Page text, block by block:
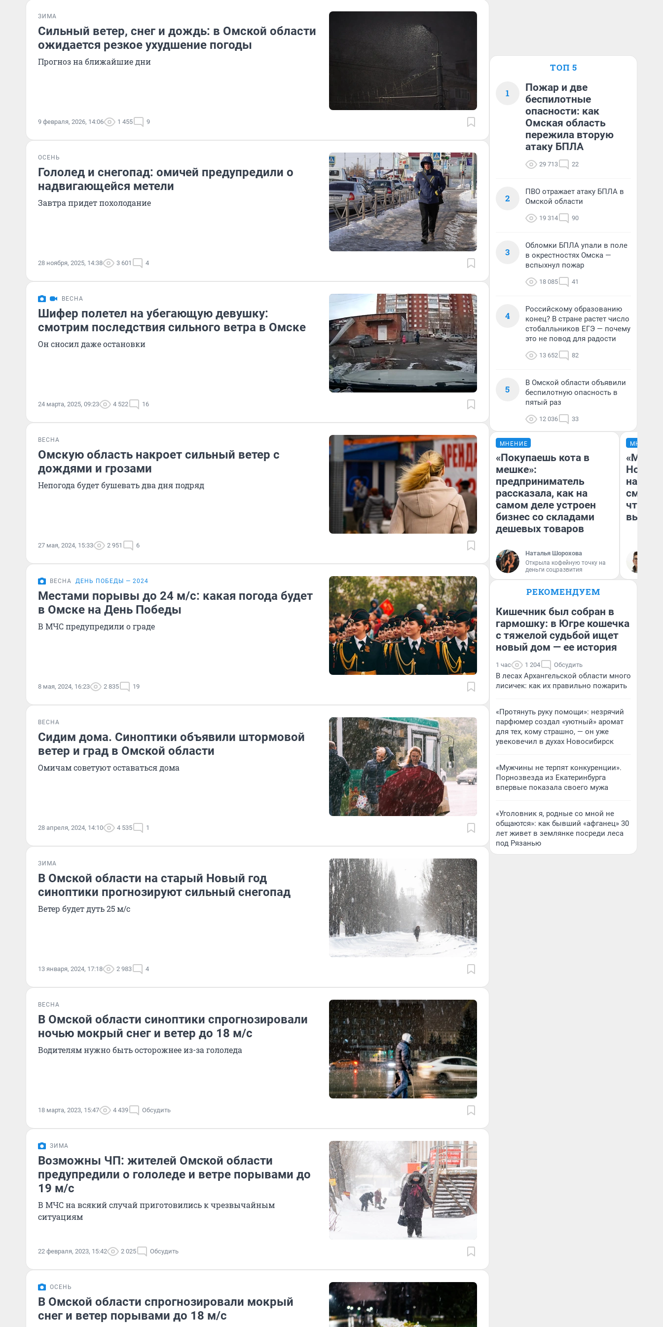
ЗИМА
Сильный ветер, снег и дождь: в Омской области
ожидается резкое ухудшение погоды
Прогноз на ближайшие дни
9 февраля, 2026, 14:06 1 455 9
ОСЕНЬ
Гололед и снегопад: омичей предупредили о
надвигающейся метели
Завтра придет похолодание
28 ноября, 2025, 14:38 3 601 4
ВЕСНА
Шифер полетел на убегающую девушку:
смотрим последствия сильного ветра в Омске
Он сносил даже остановки
24 марта, 2025, 09:23 4 522 16
ВЕСНА
Омскую область накроет сильный ветер с
дождями и грозами
Непогода будет бушевать два дня подряд
27 мая, 2024, 15:33 2 951 6
ВЕСНА ДЕНЬ ПОБЕДЫ — 2024
Местами порывы до 24 м/с: какая погода будет
в Омске на День Победы
В МЧС предупредили о граде
8 мая, 2024, 16:23 2 835 19
ВЕСНА
Сидим дома. Синоптики объявили штормовой
ветер и град в Омской области
Омичам советуют оставаться дома
28 апреля, 2024, 14:10 4 535 1
ЗИМА
В Омской области на старый Новый год
синоптики прогнозируют сильный снегопад
Ветер будет дуть 25 м/c
13 января, 2024, 17:18 2 983 4
ВЕСНА
В Омской области синоптики спрогнозировали
ночью мокрый снег и ветер до 18 м/с
Водителям нужно быть осторожнее из-за гололеда
18 марта, 2023, 15:47 4 439 Обсудить
ЗИМА
Возможны ЧП: жителей Омской области
предупредили о гололеде и ветре порывами до
19 м/c
В МЧС на всякий случай приготовились к чрезвычайным
ситуациям
22 февраля, 2023, 15:42 2 025 Обсудить
ОСЕНЬ
В Омской области спрогнозировали мокрый
снег и ветер порывами до 18 м/с
ТОП 5
1
Пожар и две
беспилотные
опасности: как
Омская область
пережила вторую
атаку БПЛА
29 713 22
2
ПВО отражает атаку БПЛА в
Омской области
19 314 90
3
Обломки БПЛА упали в поле
в окрестностях Омска —
вспыхнул пожар
18 085 41
4
Российскому образованию
конец? В стране растет число
стобалльников ЕГЭ — почему
это не повод для радости
13 652 82
5
В Омской области объявили
беспилотную опасность в
пятый раз
12 036 33
МНЕНИЕ
«Покупаешь кота в
мешке»:
предприниматель
рассказала, как на
самом деле устроен
бизнес со складами
дешевых товаров
Наталья Шорохова
Открыла кофейную точку на
деньги соцразвития
МНЕНИЕ
«Мы
чтобы
РЕКОМЕНДУЕМ
Кишечник был собран в
гармошку: в Югре кошечка
с тяжелой судьбой ищет
новый дом — ее история
1 час 1 204 Обсудить
В лесах Архангельской области много
лисичек: как их правильно пожарить
«Протянуть руку помощи»: незрячий
парфюмер создал «уютный» аромат
для тех, кому страшно, — он уже
увековечил в духах Новосибирск
«Мужчины не терпят конкуренции».
Порнозвезда из Екатеринбурга
впервые показала своего мужа
«Уголовник я, родные со мной не
общаются»: как бывший «афганец» 30
лет живет в землянке посреди леса
под Рязанью